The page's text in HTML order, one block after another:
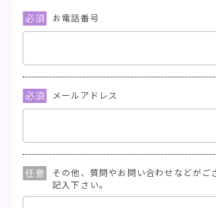
お電話番号
メールアドレス
その他、質問やお問い合わせなどがご
記入下さい。